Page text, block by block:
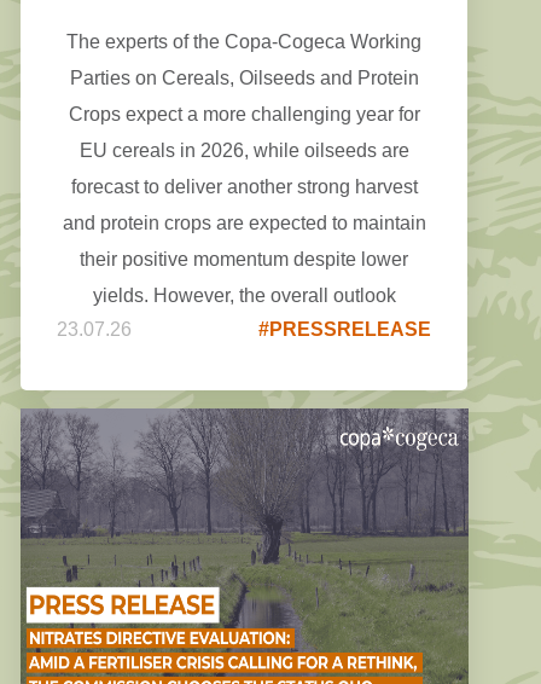
The experts of the Copa-Cogeca Working
Parties on Cereals, Oilseeds and Protein
Crops expect a more challenging year for
EU cereals in 2026, while oilseeds are
forecast to deliver another strong harvest
and protein crops are expected to maintain
their positive momentum despite lower
yields. However, the overall outlook
remains highly weather-dependent, and the
final production, as the recent weather
events may have a greater impact than
initially expected.
23.07.26 #PRESSRELEASE